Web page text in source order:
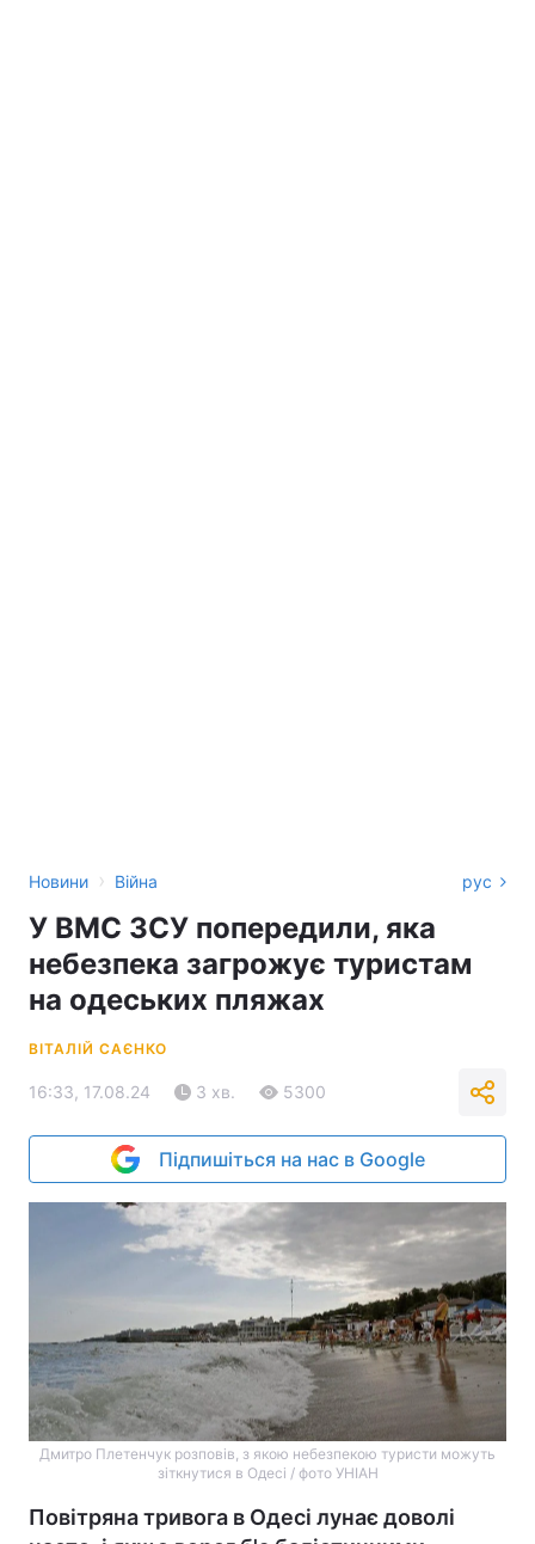
Новини › Війна рус
У ВМС ЗСУ попередили, яка
небезпека загрожує туристам
на одеських пляжах
ВІТАЛІЙ САЄНКО
16:33, 17.08.24 3 хв. 5300
Підпишіться на нас в Google
Дмитро Плетенчук розповів, з якою небезпекою туристи можуть
зіткнутися в Одесі / фото УНІАН
Повітряна тривога в Одесі лунає доволі